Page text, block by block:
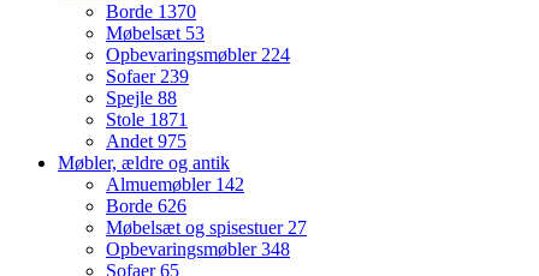
Borde 1370
Møbelsæt 53
Opbevaringsmøbler 224
Sofaer 239
Spejle 88
Stole 1871
Andet 975
Møbler, ældre og antik
Almuemøbler 142
Borde 626
Møbelsæt og spisestuer 27
Opbevaringsmøbler348
Sofaer65